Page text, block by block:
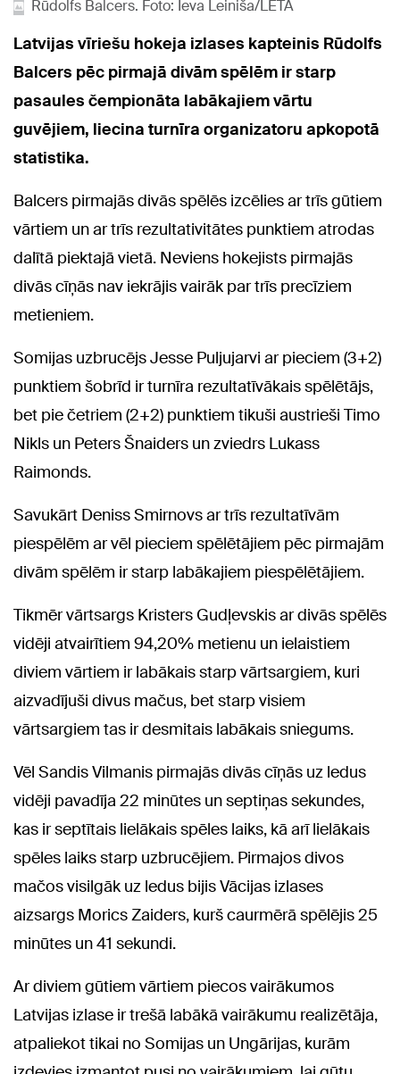
Rūdolfs Balcers. Foto: Ieva Leiniša/LETA
Latvijas vīriešu hokeja izlases kapteinis Rūdolfs
Balcers pēc pirmajā divām spēlēm ir starp
pasaules čempionāta labākajiem vārtu
guvējiem, liecina turnīra organizatoru apkopotā
statistika.
Balcers pirmajās divās spēlēs izcēlies ar trīs gūtiem
vārtiem un ar trīs rezultativitātes punktiem atrodas
dalītā piektajā vietā. Neviens hokejists pirmajās
divās cīņās nav iekrājis vairāk par trīs precīziem
metieniem.
Somijas uzbrucējs Jesse Puljujarvi ar pieciem (3+2)
punktiem šobrīd ir turnīra rezultatīvākais spēlētājs,
bet pie četriem (2+2) punktiem tikuši austrieši Timo
Nikls un Peters Šnaiders un zviedrs Lukass
Raimonds.
Savukārt Deniss Smirnovs ar trīs rezultatīvām
piespēlēm ar vēl pieciem spēlētājiem pēc pirmajām
divām spēlēm ir starp labākajiem piespēlētājiem.
Tikmēr vārtsargs Kristers Gudļevskis ar divās spēlēs
vidēji atvairītiem 94,20% metienu un ielaistiem
diviem vārtiem ir labākais starp vārtsargiem, kuri
aizvadījuši divus mačus, bet starp visiem
vārtsargiem tas ir desmitais labākais sniegums.
Vēl Sandis Vilmanis pirmajās divās cīņās uz ledus
vidēji pavadīja 22 minūtes un septiņas sekundes,
kas ir septītais lielākais spēles laiks, kā arī lielākais
spēles laiks starp uzbrucējiem. Pirmajos divos
mačos visilgāk uz ledus bijis Vācijas izlases
aizsargs Morics Zaiders, kurš caurmērā spēlējis 25
minūtes un 41 sekundi.
Ar diviem gūtiem vārtiem piecos vairākumos
Latvijas izlase ir trešā labākā vairākumu realizētāja,
atpaliekot tikai no Somijas un Ungārijas, kurām